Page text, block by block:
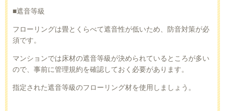
■遮音等級
フローリングは畳とくらべて遮音性が低いため、防音対策が必
須です。
マンションでは床材の遮音等級が決められているところが多い
ので、事前に管理規約を確認しておく必要があります。
指定された遮音等級のフローリング材を使用しましょう。